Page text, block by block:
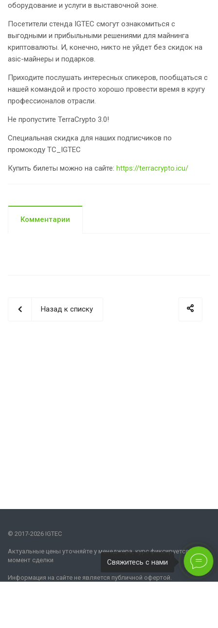
оборудование и услуги в выставочной зоне.
Посетители стенда IGTEC смогут ознакомиться с
выгодными и прибыльными решениями для майнинга
криптовалюты. И, конечно, никто не уйдет без скидок на
asic-майнеры и подарков.
Приходите послушать интересных спикеров, пообщаться с
нашей командой и просто хорошо провести время в кругу
профессионалов отрасли.
Не пропустите TerraCrypto 3.0!
Специальная скидка для наших подписчиков по
промокоду TC_IGTEC
Купить билеты можно на сайте: https://terracrypto.icu/
Комментарии
Назад к списку
Свяжитесь с нами
© 2017-2026 IGTEC
Актуальные цены уточняйте у менеджера, курс фиксируется на
момент сделки
Информация на сайте не является публичной офертой.